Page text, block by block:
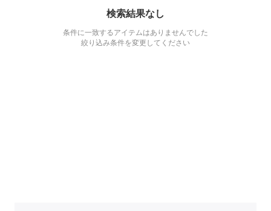
検索結果なし
条件に一致するアイテムはありませんでした
絞り込み条件を変更してください